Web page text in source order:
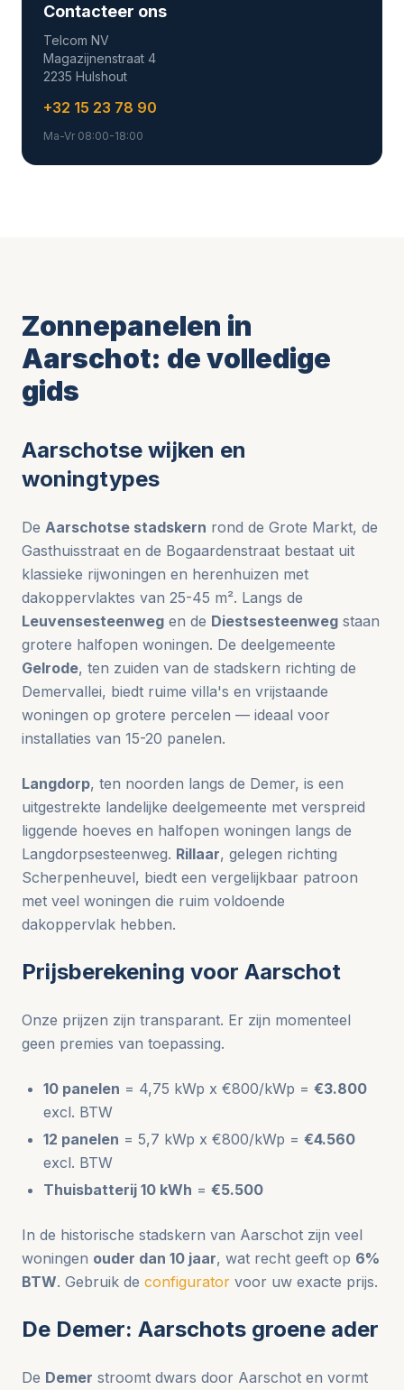
Contacteer ons
Telcom NV
Magazijnenstraat 4
2235 Hulshout
+32 15 23 78 90
Ma-Vr 08:00-18:00
Zonnepanelen in
Aarschot: de volledige
gids
Aarschotse wijken en
woningtypes
De Aarschotse stadskern rond de Grote Markt, de
Gasthuisstraat en de Bogaardenstraat bestaat uit
klassieke rijwoningen en herenhuizen met
dakoppervlaktes van 25-45 m². Langs de
Leuvensesteenweg en de Diestsesteenweg staan
grotere halfopen woningen. De deelgemeente
Gelrode, ten zuiden van de stadskern richting de
Demervallei, biedt ruime villa's en vrijstaande
woningen op grotere percelen — ideaal voor
installaties van 15-20 panelen.
Langdorp, ten noorden langs de Demer, is een
uitgestrekte landelijke deelgemeente met verspreid
liggende hoeves en halfopen woningen langs de
Langdorpsesteenweg. Rillaar, gelegen richting
Scherpenheuvel, biedt een vergelijkbaar patroon
met veel woningen die ruim voldoende
dakoppervlak hebben.
Prijsberekening voor Aarschot
Onze prijzen zijn transparant. Er zijn momenteel
geen premies van toepassing.
10 panelen = 4,75 kWp x €800/kWp = €3.800
excl. BTW
12 panelen = 5,7 kWp x €800/kWp = €4.560
excl. BTW
Thuisbatterij 10 kWh = €5.500
In de historische stadskern van Aarschot zijn veel
woningen ouder dan 10 jaar, wat recht geeft op 6%
BTW. Gebruik de configurator voor uw exacte prijs.
De Demer: Aarschots groene ader
De Demer stroomt dwars door Aarschot en vormt